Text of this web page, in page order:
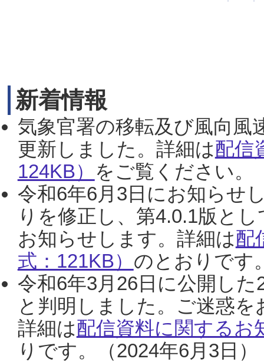
新着情報
気象官署の移転及び風向風
更新しました。詳細は配信
124KB） をご覧ください。
令和6年6月3日にお知らせ
りを修正し、第4.0.1版と
お知らせします。詳細は配
式：121KB） のとおりです
令和6年3月26日に公開し
と判明しました。ご迷惑
詳細は配信資料に関するお
りです。（2024年6月3日）